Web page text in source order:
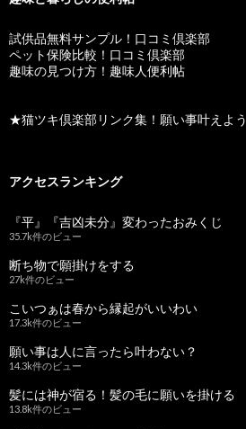
試供品無料サンプル！口コミ倶楽部
ペット保険比較！口コミ倶楽部
趣味の見つけ方！趣味人便利帖
★猫ツキ倶楽部リンク集！願い事叶えよう
アクセスランキング
『平』『吉凶未分』変わったおみくじ
35.7k件のビュー
断ち物で願掛けをする
27k件のビュー
こいつぁは春から縁起がいいわい
17.3k件のビュー
願い事は人に言ったら叶わない？
14.3k件のビュー
髪には神が宿る！髪の毛に願いを掛ける
13.8k件のビュー